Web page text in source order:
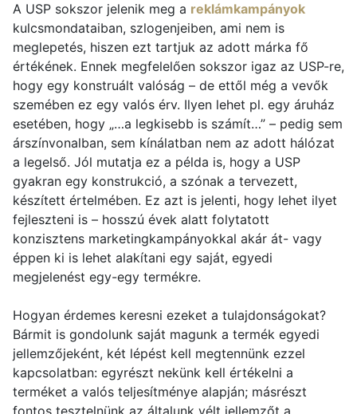
A USP sokszor jelenik meg a reklámkampányok
kulcsmondataiban, szlogenjeiben, ami nem is
meglepetés, hiszen ezt tartjuk az adott márka fő
értékének. Ennek megfelelően sokszor igaz az USP-re,
hogy egy konstruált valóság – de ettől még a vevők
szemében ez egy valós érv. Ilyen lehet pl. egy áruház
esetében, hogy „…a legkisebb is számít…” – pedig sem
árszínvonalban, sem kínálatban nem az adott hálózat
a legelső. Jól mutatja ez a példa is, hogy a USP
gyakran egy konstrukció, a szónak a tervezett,
készített értelmében. Ez azt is jelenti, hogy lehet ilyet
fejleszteni is – hosszú évek alatt folytatott
konzisztens marketingkampányokkal akár át- vagy
éppen ki is lehet alakítani egy saját, egyedi
megjelenést egy-egy termékre.
Hogyan érdemes keresni ezeket a tulajdonságokat?
Bármit is gondolunk saját magunk a termék egyedi
jellemzőjeként, két lépést kell megtennünk ezzel
kapcsolatban: egyrészt nekünk kell értékelni a
terméket a valós teljesítménye alapján; másrészt
fontos tesztelnünk az általunk vélt jellemzőt a